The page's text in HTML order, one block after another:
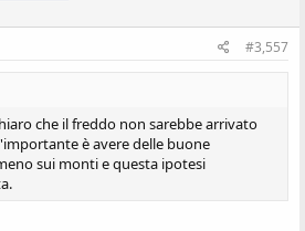
#3,557
che il freddo non sarebbe arrivato
è avere delle buone
sui monti e questa ipotesi